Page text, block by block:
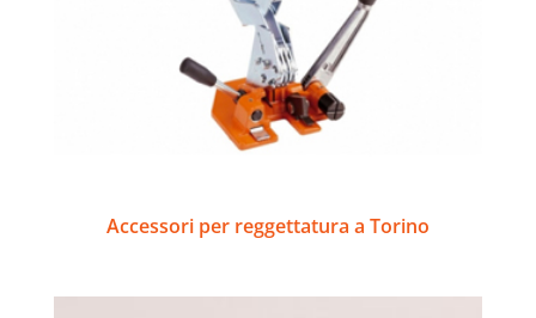
Accessori per reggettatura a Torino